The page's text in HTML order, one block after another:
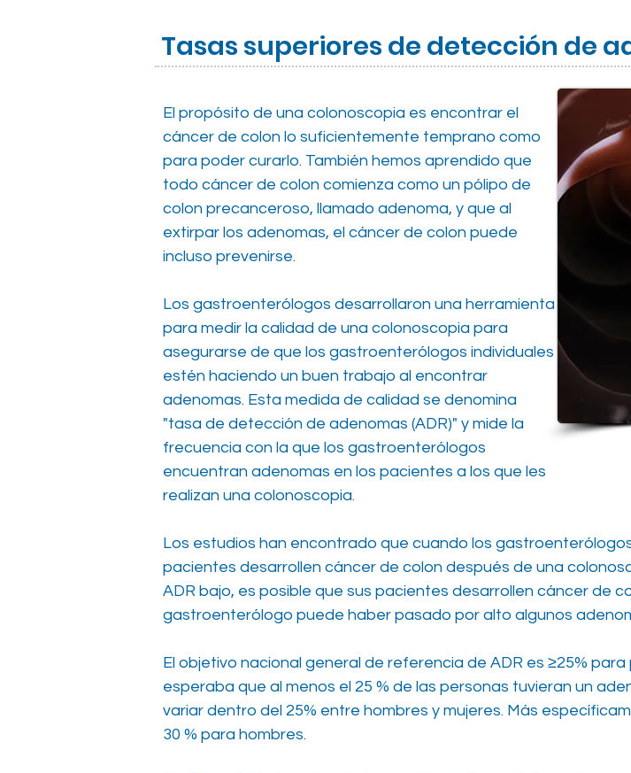
Tasas superiores de detección de
El propósito de una colonoscopia es encontrar el
cáncer de colon lo suficientemente temprano como
para poder curarlo. También hemos aprendido que
todo cáncer de colon comienza como un pólipo de
colon precanceroso, llamado adenoma, y que al
extirpar los adenomas, el cáncer de colon puede
incluso prevenirse.
Los gastroenterólogos desarrollaron una herramienta
para medir la calidad de una colonoscopia para
asegurarse de que los gastroenterólogos individuales
estén haciendo un buen trabajo al encontrar
adenomas. Esta medida de calidad se denomina
"tasa de detección de adenomas (ADR)" y mide la
frecuencia con la que los gastroenterólogos
encuentran adenomas en los pacientes a los que les
realizan una colonoscopia.
Los estudios han encontrado que cuando los
pacientes desarrollen cáncer de colon después de una
ADR bajo, es posible que sus pacientes desarrollen cáncer de
gastroenterólogo puede haber pasado por alto algunos
El objetivo nacional general de referencia de ADR es ≥25%
esperaba que al menos el 25 % de las personas tuvieran un
variar dentro del 25% entre hombres y mujeres. Más
30 % para hombres.